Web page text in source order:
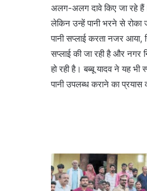
अलग-अलग दावे किए जा रहे हैं।
लेकिन उन्हें पानी भरने से रोका
पानी सप्लाई करता नजर आया,
सप्लाई की जा रही है और नगर
हो रही है। बब्बू यादव ने यह
पानी उपलब्ध कराने का प्रयास